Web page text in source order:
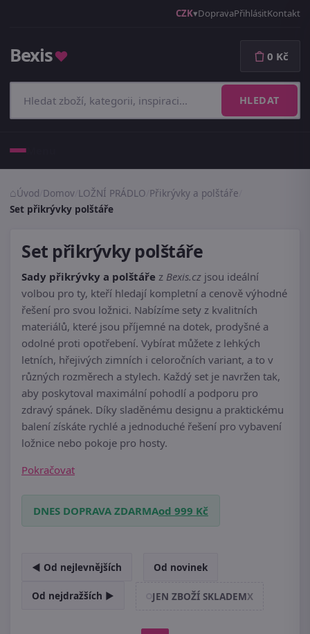
CZK DopravaPřihlásitKontakt
Bexis♥
HLEDAT
0 Kč
Úvod Domov LOŽNÍ PRÁDLO Přikrývky a polštáře
Set přikrývky polštáře
Set přikrývky polštáře
Sady přikrývky a polštáře z Bexis.cz jsou ideální
volbou pro ty, kteří hledají kompletní a cenově výhodné
řešení pro svou ložnici. Nabízíme sety z kvalitních
materiálů, které jsou příjemné na dotek, prodyšné a
odolné proti opotřebení. Vybírat můžete z lehkých
letních, hřejivých zimních i celoročních variant, a to v
různých rozměrech a stylech. Každý set je navržen tak,
aby poskytoval maximální pohodlí a podporu pro
zdravý spánek. Díky sladěnému designu a praktickému
balení získáte rychlé a jednoduché řešení pro vybavení
ložnice nebo pokoje pro hosty.
Pokračovat
DNES DOPRAVA ZDARMAod 999 Kč
◄ Od nejlevnějších Od novinek
Od nejdražších ► JEN ZBOŽÍ SKLADEMX